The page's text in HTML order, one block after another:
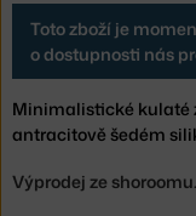
Toto zboží je
o dostupnosti nás
Minimalistické kulaté
antracitově šedém
Výprodej ze